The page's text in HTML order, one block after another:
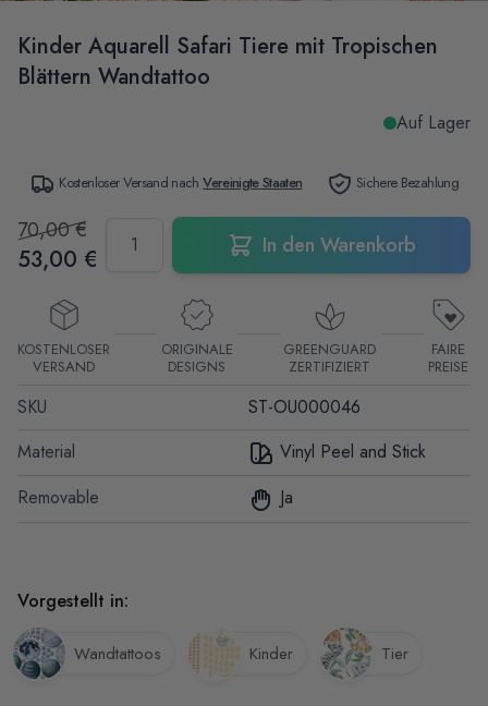
Kinder Aquarell Safari Tiere mit Tropischen
Blättern Wandtattoo
Auf Lager
SKU
ST-OU000046
Material
Vinyl Peel and Stick
Removable
Ja
Kostenloser Versand nachVereinigte Staaten Sichere Bezahlung
70,00 €
53,00 € In den Warenkorb
KOSTENLOSER
VERSAND
ORIGINALE
DESIGNS
GREENGUARD
ZERTIFIZIERT
FAIRE
PREISE
Vorgestellt in:
Wandtattoos Kinder Tier